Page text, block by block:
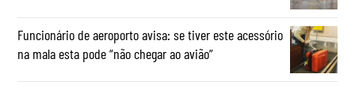
Funcionário de aeroporto avisa: se tiver este acessório
na mala esta pode “não chegar ao avião”